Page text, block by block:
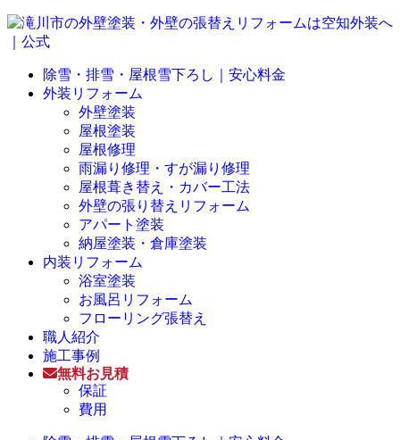
除雪・排雪・屋根雪下ろし｜安心料金
外装リフォーム
外壁塗装
屋根塗装
屋根修理
雨漏り修理・すが漏り修理
屋根葺き替え・カバー工法
外壁の張り替えリフォーム
アパート塗装
納屋塗装・倉庫塗装
内装リフォーム
浴室塗装
お風呂リフォーム
フローリング張替え
職人紹介
施工事例
無料お見積
保証
費用